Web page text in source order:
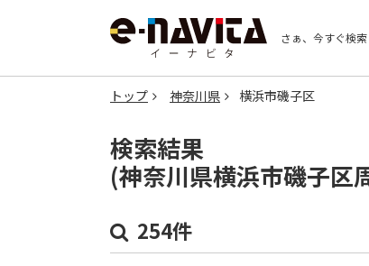
さぁ、今すぐ検索
トップ 神奈川県 横浜市磯子区
検索結果
(神奈川県横浜市磯子区
254件